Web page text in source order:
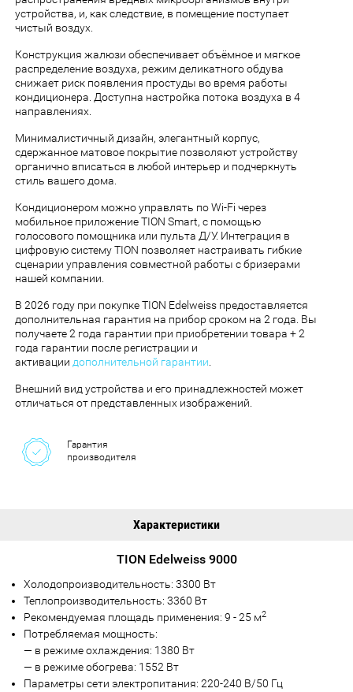
устройства, и, как следствие, в помещение поступает
чистый воздух.
Конструкция жалюзи обеспечивает объёмное и мягкое
распределение воздуха, режим деликатного обдува
снижает риск появления простуды во время работы
кондиционера. Доступна настройка потока воздуха в 4
направлениях.
Минималистичный дизайн, элегантный корпус,
сдержанное матовое покрытие позволяют устройству
органично вписаться в любой интерьер и подчеркнуть
стиль вашего дома.
Кондиционером можно управлять по Wi-Fi через
мобильное приложение TION Smart, с помощью
голосового помощника или пульта Д/У. Интеграция в
цифровую систему TION позволяет настраивать гибкие
сценарии управления совместной работы с бризерами
нашей компании.
В 2026 году при покупке TION Edelweiss предоставляется
дополнительная гарантия на прибор сроком на 2 года. Вы
получаете 2 года гарантии при приобретении товара + 2
года гарантии после регистрации и
активации дополнительной гарантии
Внешний вид устройства и его принадлежностей может
отличаться от представленных изображений.
Гарантия
производителя
Характеристики
TION Edelweiss 9000
Холодопроизводительность: 3300 Вт
Теплопроизводительность: 3360 Вт
Рекомендуемая площадь применения: 9 - 25 м2
Потребляемая мощность:
— в режиме охлаждения: 1380 Вт
— в режиме обогрева: 1552 Вт
Параметры сети электропитания: 220-240 В/50 Гц